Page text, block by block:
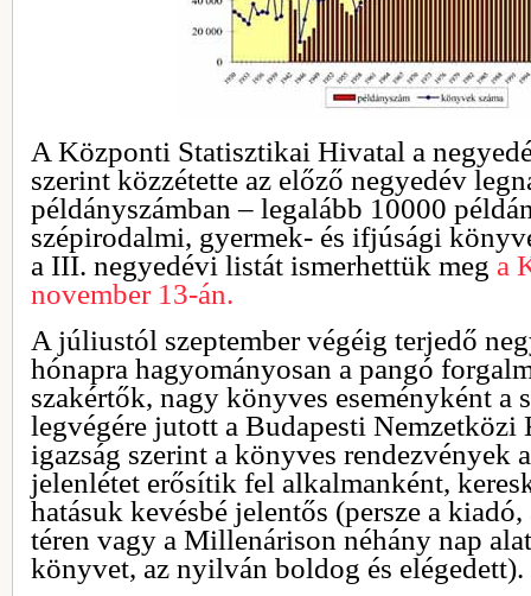
A Központi Statisztikai Hivatal a
szerint közzétette az előző negyedév
példányszámban – legalább 10000
szépirodalmi, gyermek- és ifjúsági
a III. negyedévi listát ismerhettük meg a
november 13-án.
A júliustól szeptember végéig terjedő
hónapra hagyományosan a pangó
szakértők, nagy könyves eseményként a
legvégére jutott a Budapesti
igazság szerint a könyves rendezvények
jelenlétet erősítik fel alkalmanként,
hatásuk kevésbé jelentős (persze a
téren vagy a Millenárison néhány nap
könyvet, az nyilván boldog és elégedett).